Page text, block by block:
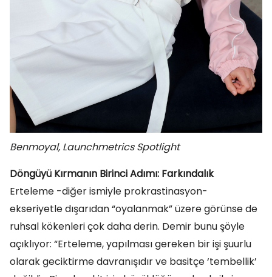
Benmoyal, Launchmetrics Spotlight
Döngüyü Kırmanın Birinci Adımı: Farkındalık
Erteleme -diğer ismiyle prokrastinasyon-
ekseriyetle dışarıdan “oyalanmak” üzere görünse de
ruhsal kökenleri çok daha derin. Demir bunu şöyle
açıklıyor: “Erteleme, yapılması gereken bir işi şuurlu
olarak geciktirme davranışıdır ve basitçe ‘tembellik’